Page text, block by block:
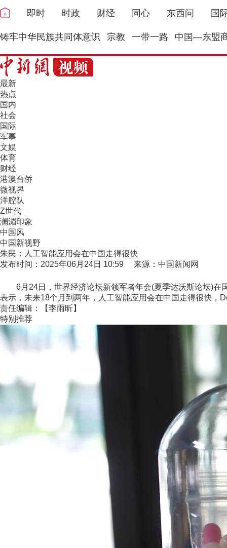
即时 时政 财经 同心 东西问 国
铸牢中华民族共同体意识 宗教 一带一路 中国—东盟
最新
热点
国内
社会
国际
军事
文娱
体育
财经
港澳台侨
微视界
洋腔队
Z世代
澜湄印象
中国风
中国新视野
朱民：人工智能应用会在中国走得很快
发布时间：2025年06月24日 10:59 来源：中国新闻网
6月24日，世界经济论坛新领军者年会(夏季达沃斯论坛)在
表示，未来18个月到两年，人工智能应用会在中国走得很快，
责任编辑：【李雨昕】
特别推荐